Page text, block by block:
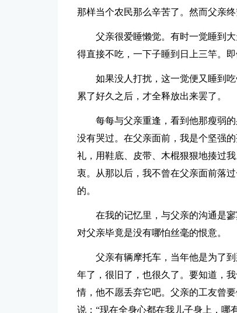
那样当个农民那么辛苦了。然而父亲
父亲很爱睡懒觉。有时一觉睡到
得直接不吃，一下子睡到日上三竿。
如果没人打扰，这一觉便又睡到
累了好久之后，才全释放出来罢了。
每每与父亲重逢，看到他那瘦弱
没有哭过。在父亲面前，我是个坚强
礼，用鞋底、皮带、木棍狠狠地揍过
衷。从那以后，我不曾在父亲面前落
的。
在我的记忆里，与父亲的沟通是
对父亲毕竟是没有哪怕丝毫的恨意。
父亲有辆摩托车，当年他是为了
年了，很旧了，也很久了。要知道，
情，他不愿丢弃它吧。父亲的工友曾
说：“现在全身心都在我儿子身上，哪